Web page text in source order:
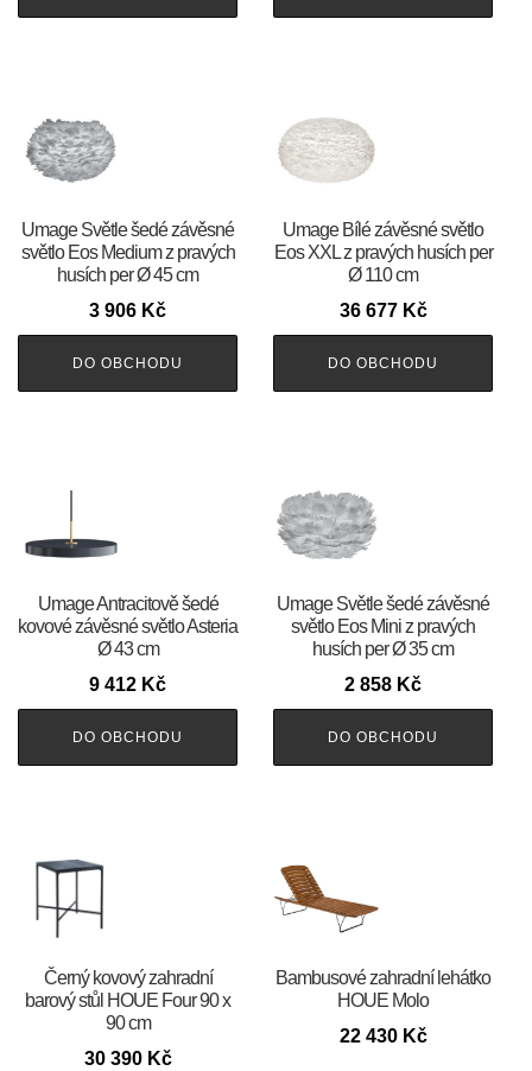
Umage Světle šedé závěsné
světlo Eos Medium z pravých
husích per Ø 45 cm
3 906 Kč
DO OBCHODU
Umage Bílé závěsné světlo
Eos XXL z pravých husích per
Ø 110 cm
36 677 Kč
DO OBCHODU
Umage Antracitově šedé
kovové závěsné světlo Asteria
Ø 43 cm
9 412 Kč
DO OBCHODU
Umage Světle šedé závěsné
světlo Eos Mini z pravých
husích per Ø 35 cm
2 858 Kč
DO OBCHODU
Černý kovový zahradní
barový stůl HOUE Four 90 x
90 cm
30 390 Kč
Bambusové zahradní lehátko
HOUE Molo
22 430 Kč